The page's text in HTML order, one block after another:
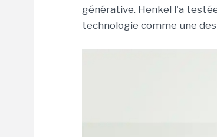
générative. Henkel l'a
technologie comme une